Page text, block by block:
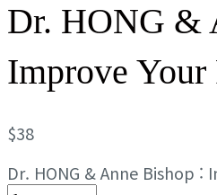
Dr. HONG &
Improve Your
$38
Dr. HONG & Anne Bishop :